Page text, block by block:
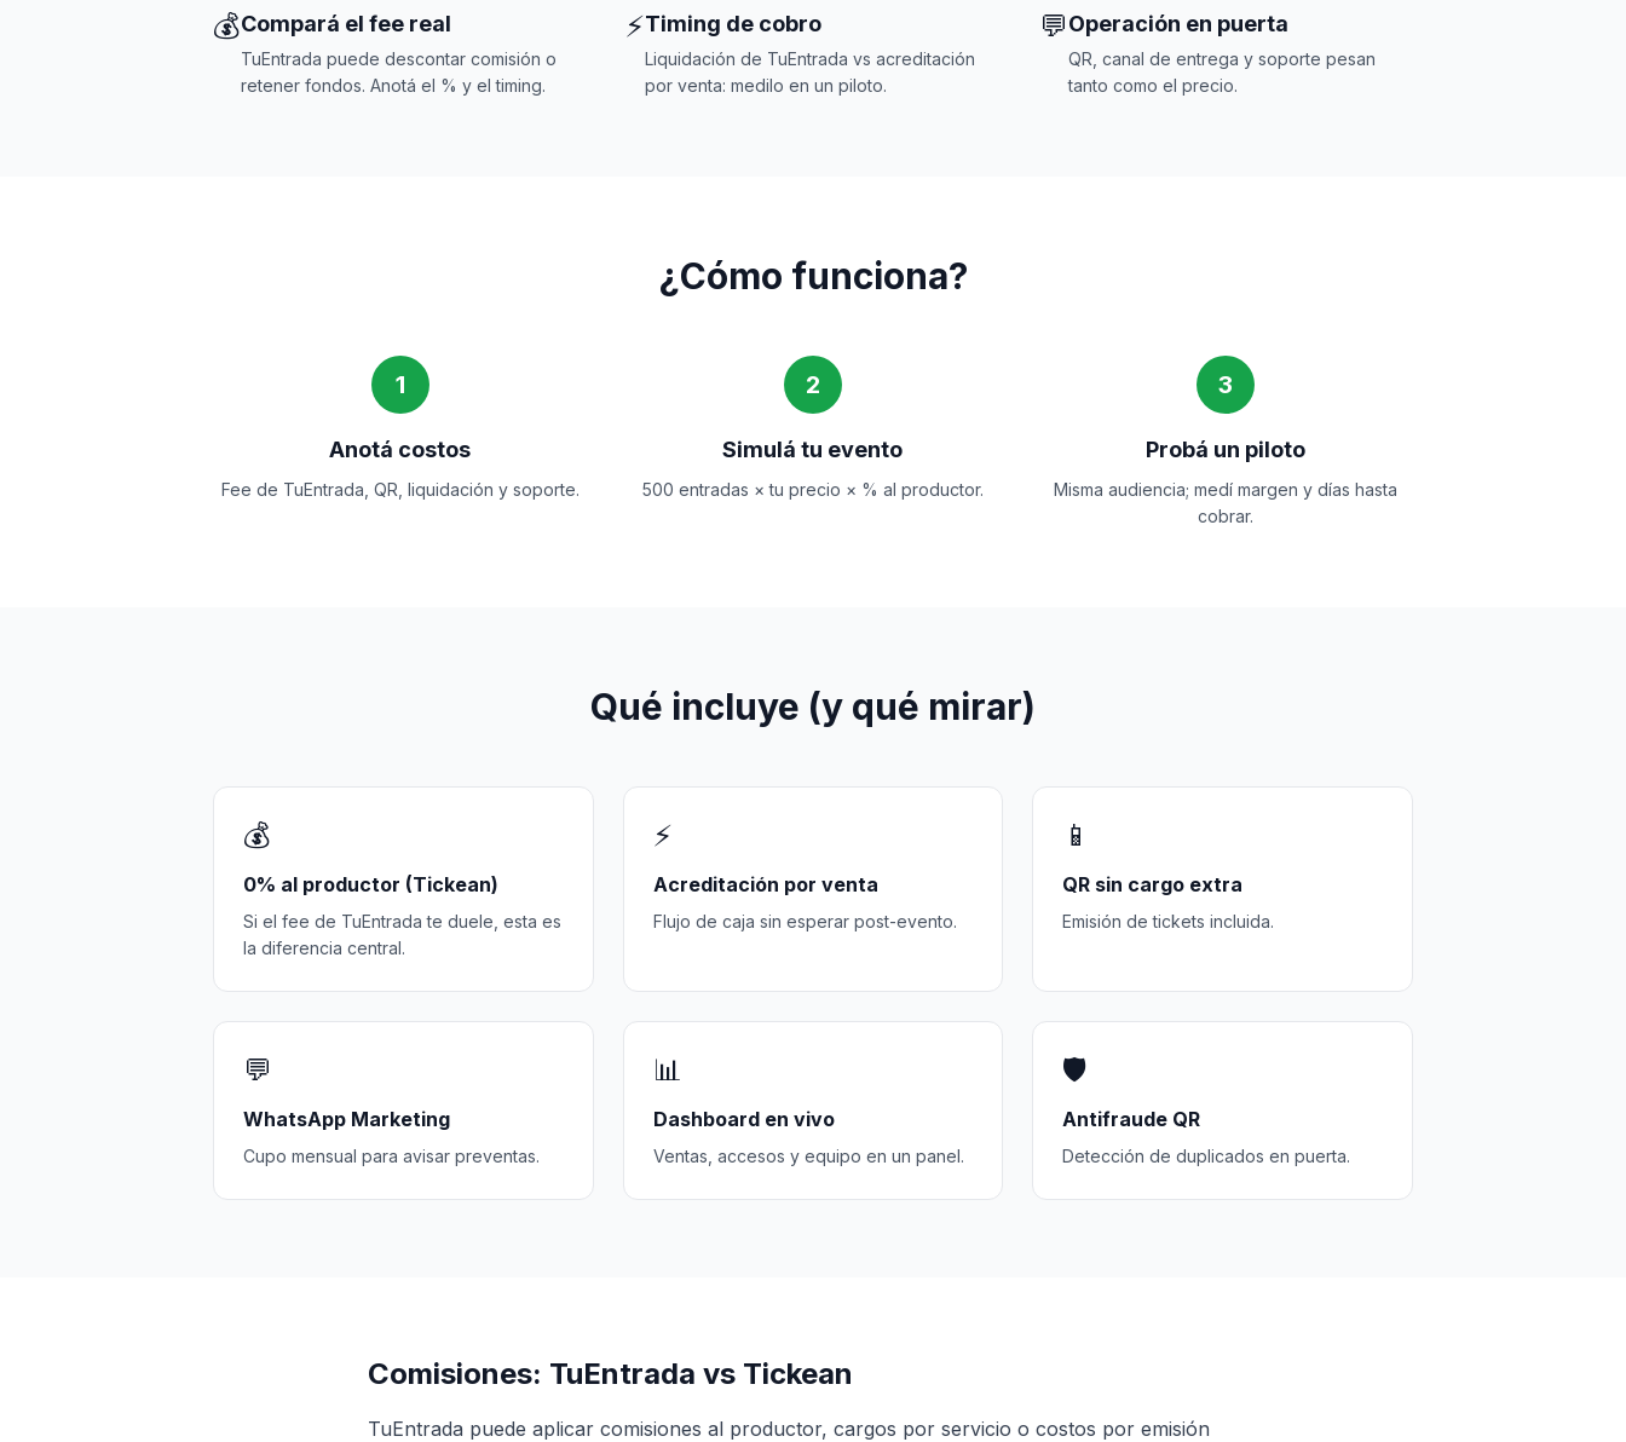
💰Compará el fee real
TuEntrada puede descontar comisión o
retener fondos. Anotá el % y el timing.
⚡Timing de cobro
Liquidación de TuEntrada vs acreditación
por venta: medilo en un piloto.
💬Operación en puerta
QR, canal de entrega y soporte pesan
tanto como el precio.
¿Cómo funciona?
1
Anotá costos
Fee de TuEntrada, QR, liquidación y soporte.
2
Simulá tu evento
500 entradas × tu precio × % al productor.
3
Probá un piloto
Misma audiencia; medí margen y días hasta
cobrar.
Qué incluye (y qué mirar)
💰
0% al productor (Tickean)
Si el fee de TuEntrada te duele, esta es
la diferencia central.
⚡
Acreditación por venta
Flujo de caja sin esperar post-evento.
📱
QR sin cargo extra
Emisión de tickets incluida.
💬
WhatsApp Marketing
Cupo mensual para avisar preventas.
📊
Dashboard en vivo
Ventas, accesos y equipo en un panel.
🛡️
Antifraude QR
Detección de duplicados en puerta.
Comisiones: TuEntrada vs Tickean
TuEntrada puede aplicar comisiones al productor, cargos por servicio o costos por emisión